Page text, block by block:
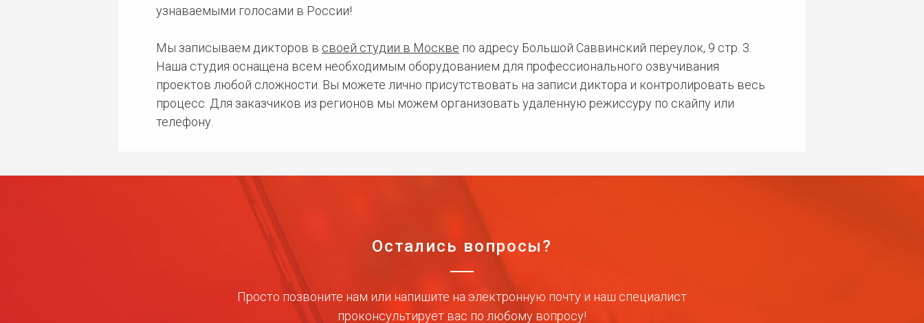
узнаваемыми голосами в России!
Мы записываем дикторов в своей студии в Москве по адресу Большой Саввинский переулок, 9 стр. 3.
Наша студия оснащена всем необходимым оборудованием для профессионального озвучивания
проектов любой сложности. Вы можете лично присутствовать на записи диктора и контролировать весь
процесс. Для заказчиков из регионов мы можем организовать удаленную режиссуру по скайпу или
телефону.
Остались вопросы?
Просто позвоните нам или напишите на электронную почту и наш специалист
проконсультирует вас по любому вопросу!